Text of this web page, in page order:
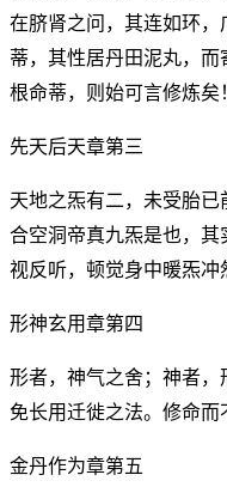
在脐肾之问，其连如环
蒂，其性居丹田泥丸，
根命蒂，则始可言修炼矣
先天后天章第三
天地之炁有二，未受胎
合空洞帝真九炁是也，
视反听，顿觉身中暖炁冲
形神玄用章第四
形者，神气之舍；神者
免长用迁徙之法。修命
金丹作为章第五